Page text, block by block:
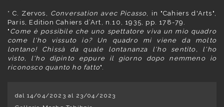
* C. Zervos, Conversation avec Picasso, in "Cahiers d'Arts",
Paris, Edition Cahiers d’Art, n.10, 1935, pp. 178-79.
" Come è possibile che uno spettatore viva un mio quadro
come l'ho vissuto io? Un quadro mi viene da molto
lontano! Chissà da quale lontananza l'ho sentito, l'ho
visto, l'ho dipinto eppure il giorno dopo nemmeno io
riconosco quanto ho fatto".
dal 14/04/2023 al 23/04/2023